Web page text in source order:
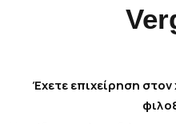
Έχετε επιχείρηση